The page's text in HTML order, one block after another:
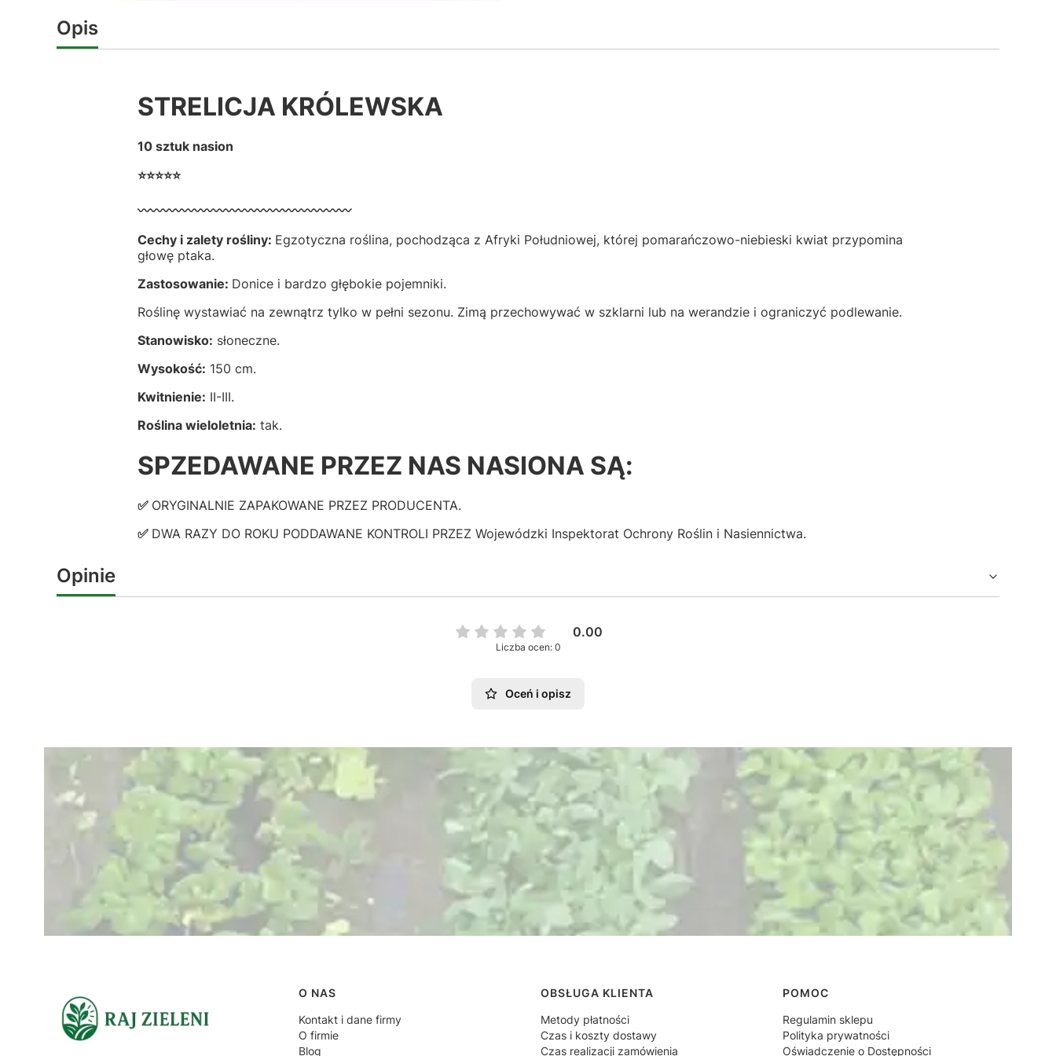
Opis
STRELICJA KRÓLEWSKA
10 sztuk nasion
⭐⭐⭐⭐⭐
〰️〰️〰️〰️〰️〰️〰️〰️〰️〰️〰️〰️〰️〰️〰️〰️〰️
Cechy i zalety rośliny: Egzotyczna roślina, pochodząca z Afryki Południowej, której pomarańczowo-niebieski kwiat przypomina
głowę ptaka.
Zastosowanie: Donice i bardzo głębokie pojemniki.
Roślinę wystawiać na zewnątrz tylko w pełni sezonu. Zimą przechowywać w szklarni lub na werandzie i ograniczyć podlewanie.
Stanowisko: słoneczne.
Wysokość: 150 cm.
Kwitnienie: II-III.
Roślina wieloletnia: tak.
SPZEDAWANE PRZEZ NAS NASIONA SĄ:
✅ ORYGINALNIE ZAPAKOWANE PRZEZ PRODUCENTA.
✅ DWA RAZY DO ROKU PODDAWANE KONTROLI PRZEZ Wojewódzki Inspektorat Ochrony Roślin i Nasiennictwa.
Opinie
0.00
Liczba ocen: 0
Oceń i opisz
Linki w stopce
O NAS
Kontakt i dane firmy
O firmie
Blog
OBSŁUGA KLIENTA
Metody płatności
Czas i koszty dostawy
Czas realizacji zamówienia
POMOC
Regulamin sklepu
Polityka prywatności
Oświadczenie o Dostępności